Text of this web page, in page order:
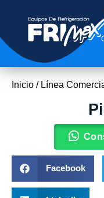
Inicio / Línea
Facebook